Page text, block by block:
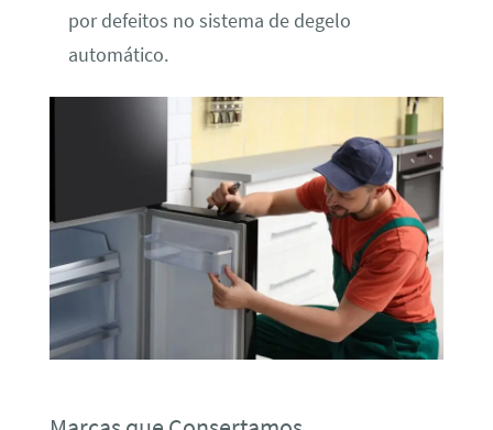
por defeitos no sistema de degelo
automático.